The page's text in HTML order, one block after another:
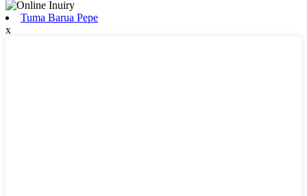
Tuma Barua Pepe
x